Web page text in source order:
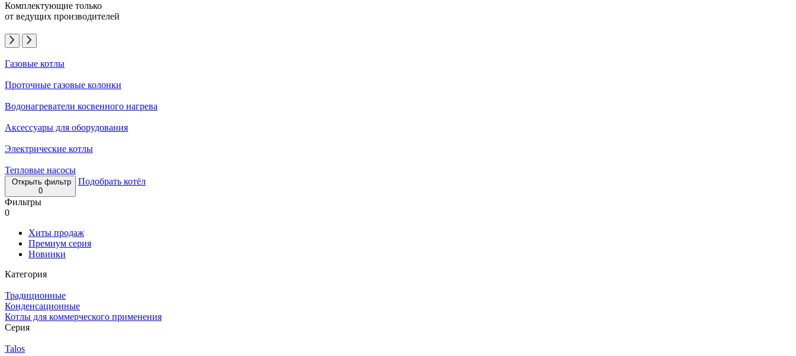
Комплектующие только
от ведущих производителей
Газовые котлы
Проточные газовые колонки
Водонагреватели косвенного нагрева
Аксессуары для оборудования
Электрические котлы
Тепловые насосы
Открыть фильтр
0
Подобрать котёл
Фильтры
0
Хиты продаж
Премиум серия
Новинки
Категория
Традиционные
Конденсационные
Котлы для коммерческого применения
Серия
Talos